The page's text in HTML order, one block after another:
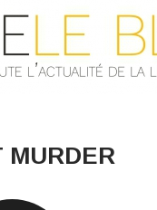
MURDER